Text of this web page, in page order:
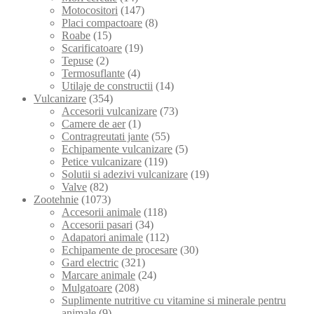
Motocositori (147)
Placi compactoare (8)
Roabe (15)
Scarificatoare (19)
Tepuse (2)
Termosuflante (4)
Utilaje de constructii (14)
Vulcanizare (354)
Accesorii vulcanizare (73)
Camere de aer (1)
Contragreutati jante (55)
Echipamente vulcanizare (5)
Petice vulcanizare (119)
Solutii si adezivi vulcanizare (19)
Valve (82)
Zootehnie (1073)
Accesorii animale (118)
Accesorii pasari (34)
Adapatori animale (112)
Echipamente de procesare (30)
Gard electric (321)
Marcare animale (24)
Mulgatoare (208)
Suplimente nutritive cu vitamine si minerale pentru